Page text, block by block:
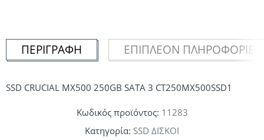
ΠΕΡΙΓΡΑΦΉ ΕΠΙΠΛΈΟΝ ΠΛΗΡΟΦΟΡΊΕΣ
SSD CRUCIAL MX500 250GB SATA 3 CT250MX500SSD1
Κωδικός προϊόντος: 11283
Κατηγορία: SSD ΔΙΣΚΟΙ